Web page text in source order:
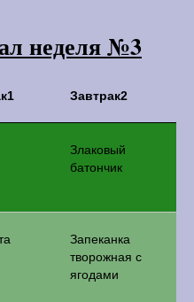
неделя №3
Завтрак2
Злаковый
батончик
Запеканка
творожная с
ягодами